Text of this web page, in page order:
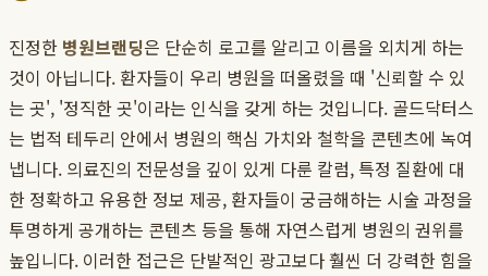
진정한 병원브랜딩은 단순히 로고를 알리고 이름을 외치게 하는
것이 아닙니다. 환자들이 우리 병원을 떠올렸을 때 '신뢰할 수 있
는 곳', '정직한 곳'이라는 인식을 갖게 하는 것입니다. 골드닥터스
는 법적 테두리 안에서 병원의 핵심 가치와 철학을 콘텐츠에 녹여
냅니다. 의료진의 전문성을 깊이 있게 다룬 칼럼, 특정 질환에 대
한 정확하고 유용한 정보 제공, 환자들이 궁금해하는 시술 과정을
투명하게 공개하는 콘텐츠 등을 통해 자연스럽게 병원의 권위를
높입니다. 이러한 접근은 단발적인 광고보다 훨씬 더 강력한 힘을